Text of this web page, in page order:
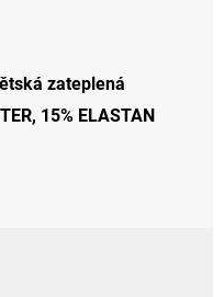
zateplená
15% ELASTAN